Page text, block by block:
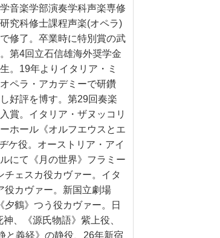
音楽学部演奏学科声楽専修
究科修士課程声楽(オペラ)
修了。卒業時に特別賞の武
第4回立石信雄海外奨学金
。19年よりイタリア・ミ
ペラ・アカデミーで研鑽
好評を博す。第29回奏楽
賞。イタリア・ザヌッコリ
ホール《オルフエウスとエ
ケ役。オーストリア・アイ
にて《月の世界》フラミー
ェスカ役カヴァー。イタ
役カヴァー。新国立劇場
夕鶴》つう役カヴァー。日
、《源氏物語》紫上役、
と義経》の静役、26年新宿